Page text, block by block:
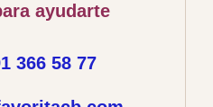
ayudarte
366 58 77